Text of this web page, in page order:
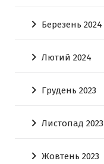
Березень 2024
Лютий 2024
Грудень 2023
Листопад 2023
Жовтень 2023